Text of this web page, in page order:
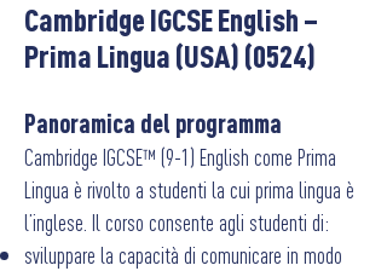
Cambridge IGCSE English –
Prima Lingua (USA) (0524)
Panoramica del programma
Cambridge IGCSE™ (9-1) English come Prima
Lingua è rivolto a studenti la cui prima lingua è
l’inglese. Il corso consente agli studenti di:
sviluppare la capacità di comunicare in modo